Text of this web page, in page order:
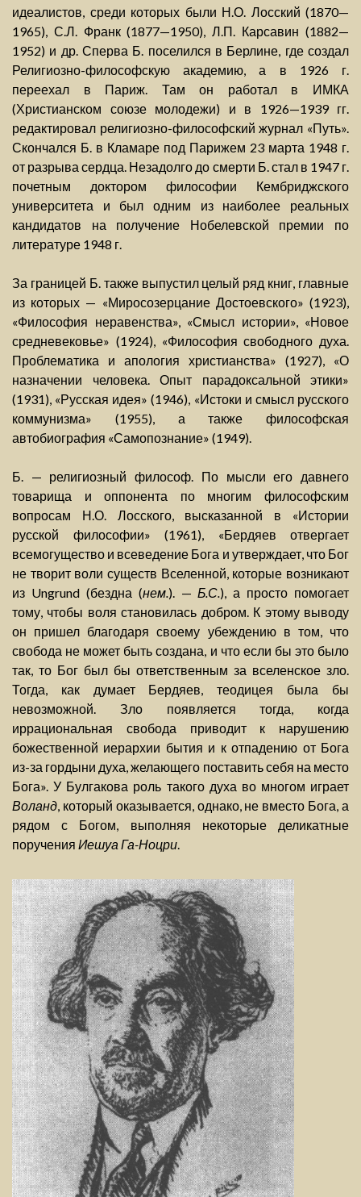
идеалистов, среди которых были Н.О. Лосский (1870—
1965), С.Л. Франк (1877—1950), Л.П. Карсавин (1882—
1952) и др. Сперва Б. поселился в Берлине, где создал
Религиозно-философскую академию, а в 1926 г.
переехал в Париж. Там он работал в ИМКА
(Христианском союзе молодежи) и в 1926—1939 гг.
редактировал религиозно-философский журнал «Путь».
Скончался Б. в Кламаре под Парижем 23 марта 1948 г.
от разрыва сердца. Незадолго до смерти Б. стал в 1947 г.
почетным доктором философии Кембриджского
университета и был одним из наиболее реальных
кандидатов на получение Нобелевской премии по
литературе 1948 г.
За границей Б. также выпустил целый ряд книг, главные
из которых — «Миросозерцание Достоевского» (1923),
«Философия неравенства», «Смысл истории», «Новое
средневековье» (1924), «Философия свободного духа.
Проблематика и апология христианства» (1927), «О
назначении человека. Опыт парадоксальной этики»
(1931), «Русская идея» (1946), «Истоки и смысл русского
коммунизма» (1955), а также философская
автобиография «Самопознание» (1949).
Б. — религиозный философ. По мысли его давнего
товарища и оппонента по многим философским
вопросам Н.О. Лосского, высказанной в «Истории
русской философии» (1961), «Бердяев отвергает
всемогущество и всеведение Бога и утверждает, что Бог
не творит воли существ Вселенной, которые возникают
из Ungrund (бездна (нем.). —Б.С.), а просто помогает
тому, чтобы воля становилась добром. К этому выводу
он пришел благодаря своему убеждению в том, что
свобода не может быть создана, и что если бы это было
так, то Бог был бы ответственным за вселенское зло.
Тогда, как думает Бердяев, теодицея была бы
невозможной. Зло появляется тогда, когда
иррациональная свобода приводит к нарушению
божественной иерархии бытия и к отпадению от Бога
из-за гордыни духа, желающего поставить себя на место
Бога». У Булгакова роль такого духа во многом играет
Воланд, который оказывается, однако, не вместо Бога, а
рядом с Богом, выполняя некоторые деликатные
поручения Иешуа Га-Ноцри.